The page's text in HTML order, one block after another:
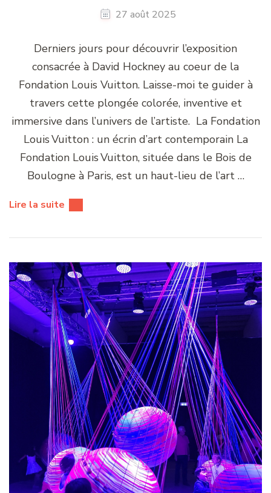
27 août 2025
Derniers jours pour découvrir l’exposition
consacrée à David Hockney au coeur de la
Fondation Louis Vuitton. Laisse-moi te guider à
travers cette plongée colorée, inventive et
immersive dans l’univers de l’artiste. La Fondation
Louis Vuitton : un écrin d’art contemporain La
Fondation Louis Vuitton, située dans le Bois de
Boulogne à Paris, est un haut-lieu de l’art …
Lire la suite